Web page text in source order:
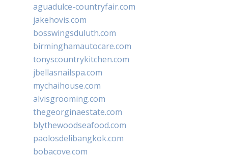
aguadulce-countryfair.com
jakehovis.com
bosswingsduluth.com
birminghamautocare.com
tonyscountrykitchen.com
jbellasnailspa.com
mychaihouse.com
alvisgrooming.com
thegeorginaestate.com
blythewoodseafood.com
paolosdelibangkok.com
bobacove.com